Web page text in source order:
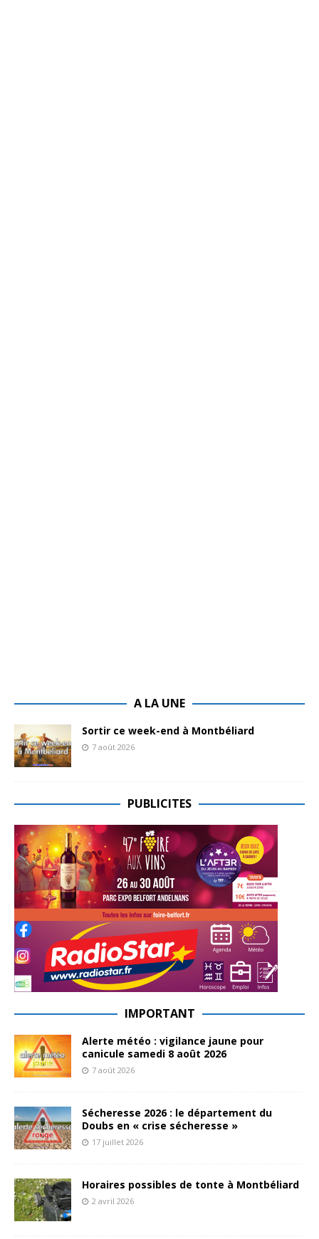
A LA UNE
Sortir ce week-end à Montbéliard
7 août 2026
PUBLICITES
IMPORTANT
Alerte météo : vigilance jaune pour
canicule samedi 8 août 2026
7 août 2026
Sécheresse 2026 : le département du
Doubs en « crise sécheresse »
17 juillet 2026
Horaires possibles de tonte à Montbéliard
2 avril 2026